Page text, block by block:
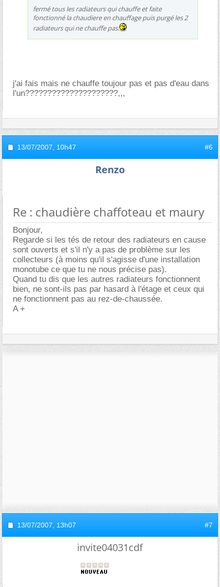
fermé tous les radiateurs qui chauffe et faite
fonctionné la chaudiere en chauffage puis purgé les 2
radiateurs qui ne chauffe pas.
j'ai fais mais ne chauffe toujour pas et pas d'eau dans
l'un?????????????????????,,,
13/07/2007, 10h47 #6
Renzo
Re : chaudière chaffoteau et maury
Bonjour,
Regarde si les tés de retour des radiateurs en cause
sont ouverts et s'il n'y a pas de problème sur les
collecteurs (à moins qu'il s'agisse d'une installation
monotube ce que tu ne nous précise pas).
Quand tu dis que les autres radiateurs fonctionnent
bien, ne sont-ils pas par hasard à l'étage et ceux qui
ne fonctionnent pas au rez-de-chaussée.
A +
13/07/2007, 13h07 #7
invite04031cdf